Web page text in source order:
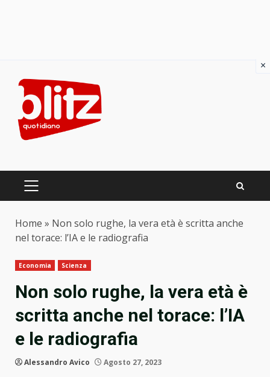
content
PRIMARY
Home » Non solo rughe, la vera età è scritta anche
nel torace: l’IA e le radiografia
Economia Scienza
Non solo rughe, la vera età è
scritta anche nel torace: l’IA
e le radiografia
Alessandro Avico Agosto 27, 2023
×